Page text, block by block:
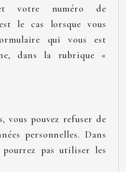
votre numéro de
le cas lorsque vous
qui vous est
dans la rubrique «
vous pouvez refuser de
personnelles. Dans
pas utiliser les